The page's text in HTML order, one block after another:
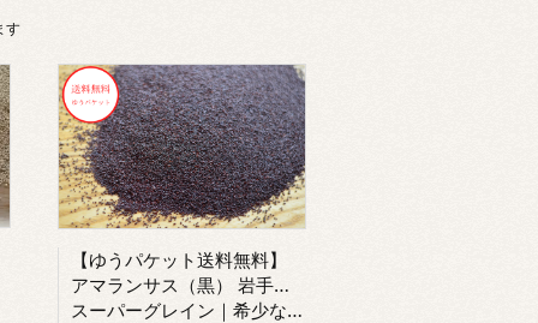
す
【ゆうパケット送料無料】
アマランサス（黒） 岩手県産
スーパーグレイン｜希少な国産